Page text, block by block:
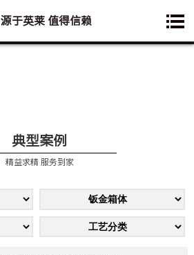
您想要了解的业务是:
源于英莱 值得信赖
典型案例
精益求精 服务到家